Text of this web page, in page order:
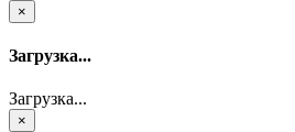
×
Загрузка...
Загрузка...
×